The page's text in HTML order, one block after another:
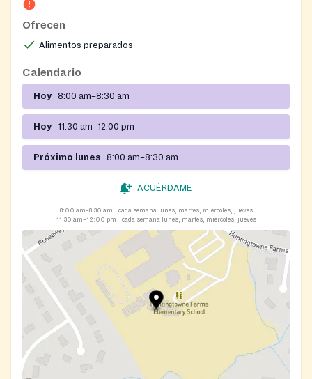
Ofrecen
Alimentos preparados
Calendario
Hoy 8:00 am–8:30 am
Hoy 11:30 am–12:00 pm
Próximo lunes 8:00 am–8:30 am
ACUÉRDAME
8:00 am–8:30 am
cada semana lunes, martes, miércoles, jueves
11:30 am–12:00 pm
cada semana lunes, martes, miércoles, jueves